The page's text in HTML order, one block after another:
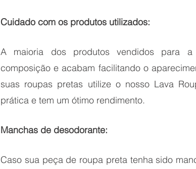
Cuidado com os produtos utilizados:
A maioria dos produtos vendidos para
composição e acabam facilitando o
suas roupas pretas utilize o nosso Lava
prática e tem um ótimo rendimento.
Manchas de desodorante:
Caso sua peça de roupa preta tenha sido